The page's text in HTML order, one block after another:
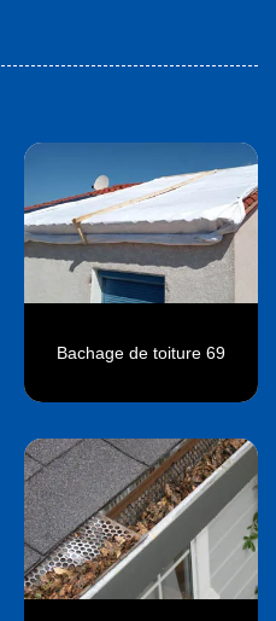
Bachage de toiture 69